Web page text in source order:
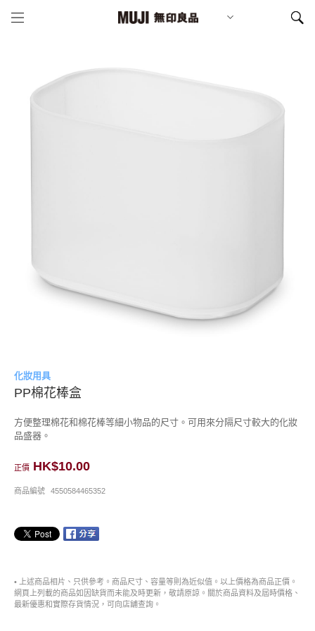
化妝用具
PP棉花棒盒
方便整理棉花和棉花棒等細小物品的尺寸。可用來分隔尺寸較大的化妝
品盛器。
正價 HK$10.00
商品編號 4550584465352
• 上述商品相片、只供參考。商品尺寸、容量等則為近似值。以上價格為商品正價。
網頁上列載的商品如因缺貨而未能及時更新，敬請原諒。關於商品資料及屆時價格、
最新優惠和實際存貨情況，可向店舖查詢。